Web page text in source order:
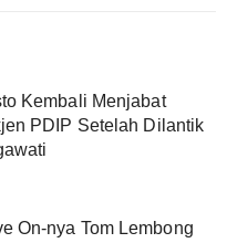
Kembali Menjabat
PDIP Setelah Dilantik
On-nya Tom Lembong